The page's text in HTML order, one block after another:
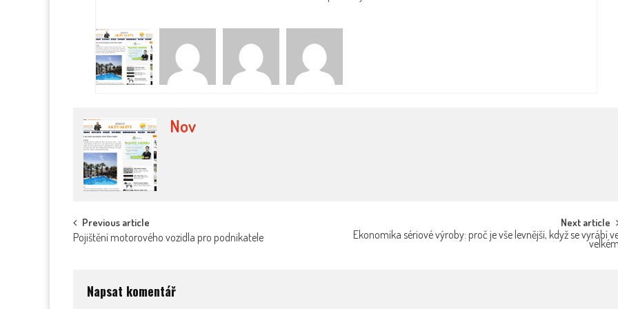
Nov
Post
navigation
Previous article
Pojištění motorového vozidla pro podnikatele
Next article
Ekonomika sériové výroby: proč je vše levnější, když se vyrábí
Napsat komentář